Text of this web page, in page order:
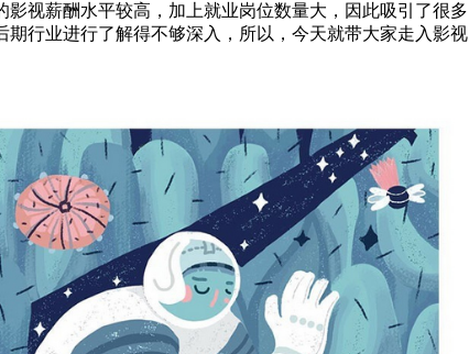
影视薪酬水平较高，加上就业岗位数量大，因此吸引了很多
期行业进行了解得不够深入，所以，今天就带大家走入影视